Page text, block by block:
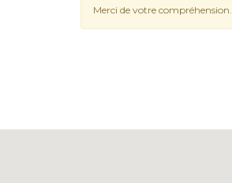
Merci de votre compréhension.